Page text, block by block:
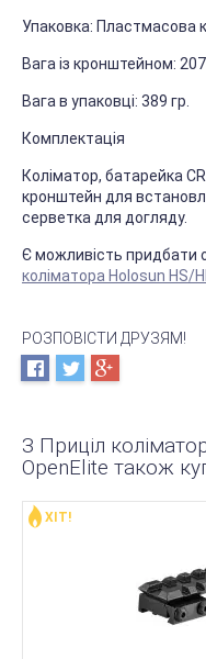
Упаковка: Пластмасова
Вага із кронштейном: 207
Вага в упаковці: 389 гр.
Комплектація
Коліматор, батарейка
кронштейн для
серветка для догляду.
Є можливість придбати
коліматора Holosun HS/
РОЗПОВІСТИ ДРУЗЯМ!
З Приціл
ОреnElite також
ХІТ!